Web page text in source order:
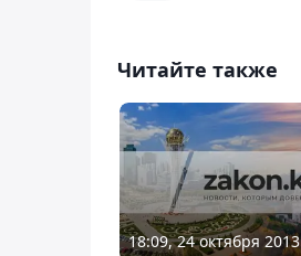
Читайте также
18:09, 24 октября 2013